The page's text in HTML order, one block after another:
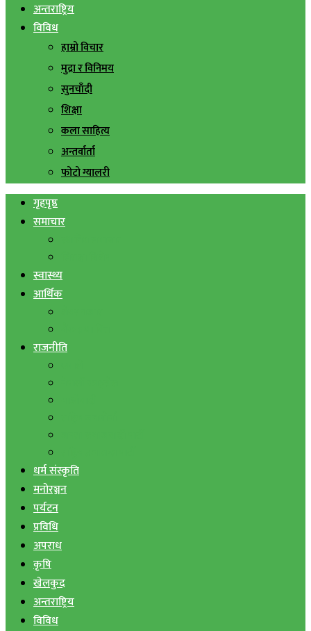
अन्तराष्ट्रिय
विविध
हाम्रो विचार
मुद्रा र विनिमय
सुनचाँदी
शिक्षा
कला साहित्य
अन्तर्वार्ता
फोटो ग्यालरी
गृहपृष्ठ
समाचार
स्वास्थ्य
आर्थिक
राजनीति
धर्म संस्कृति
मनोरञ्जन
पर्यटन
प्रविधि
अपराध
कृषि
खेलकुद
अन्तराष्ट्रिय
विविध